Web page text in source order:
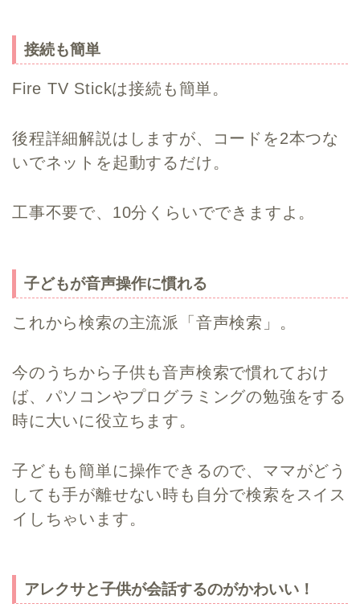
接続も簡単
Fire TV Stickは接続も簡単。
後程詳細解説はしますが、コードを2本つな
いでネットを起動するだけ。
工事不要で、10分くらいでできますよ。
子どもが音声操作に慣れる
これから検索の主流派「音声検索」。
今のうちから子供も音声検索で慣れておけ
ば、パソコンやプログラミングの勉強をする
時に大いに役立ちます。
子どもも簡単に操作できるので、ママがどう
しても手が離せない時も自分で検索をスイス
イしちゃいます。
アレクサと子供が会話するのがかわいい！